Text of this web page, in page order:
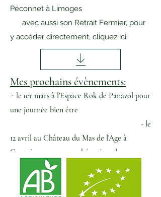
Péconnet à Limoges
avec aussi son Retrait Fermier, pour
y accéder directement, cliquez ici:
Mes prochains évènements:
- le 1er mars à l'Espace Rok de Panazol pour
une journée bien être
- le
12 avril au Château du Mas de l'Age à
Couzeix pour un marché artisanal